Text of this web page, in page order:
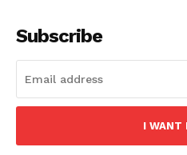
Subscribe
I WANT